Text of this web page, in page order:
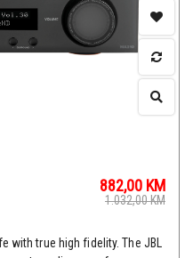
882,00 KM
1.032,00KM
with true high fidelity. The JBL